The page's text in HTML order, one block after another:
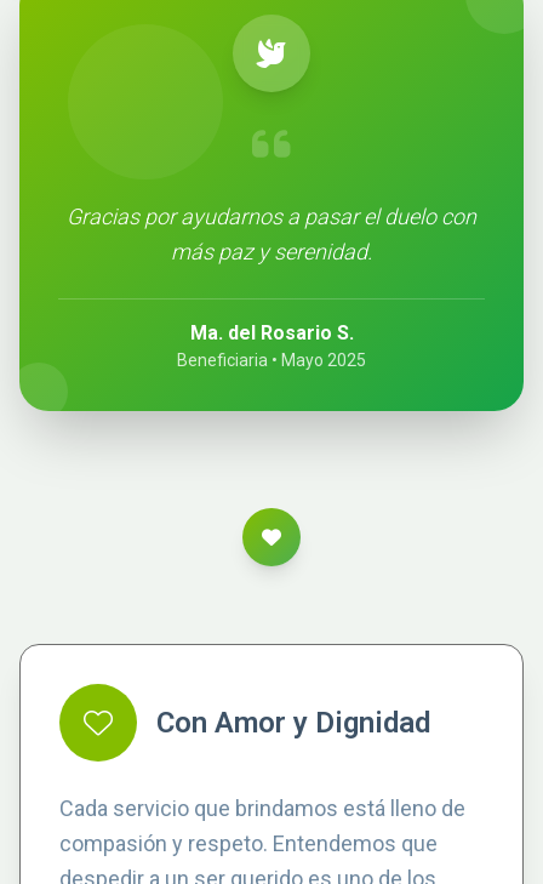
Gracias por ayudarnos a pasar el duelo con
más paz y serenidad.
Ma. del Rosario S.
Beneficiaria • Mayo 2025
Con Amor y Dignidad
Cada servicio que brindamos está lleno de
compasión y respeto. Entendemos que
despedir a un ser querido es uno de los